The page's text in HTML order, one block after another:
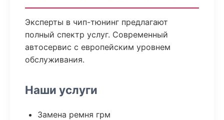
Эксперты в чип-тюнинг предлагают
полный спектр услуг. Современный
автосервис с европейским уровнем
обслуживания.
Наши услуги
Замена ремня грм